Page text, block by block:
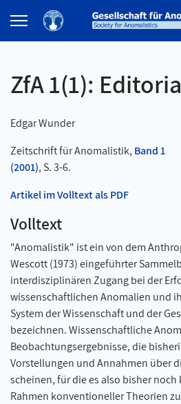
ZfA 1(1):
Edgar Wunder
Zeitschrift für Anomalistik, Band 1
(2001), S. 3-6.
Artikel im Volltext als PDF
Volltext
"Anomalistik" ist ein von dem
Wescott (1973) eingeführter
interdisziplinären Zugang bei der
wissenschaftlichen Anomalien und
System der Wissenschaft und der
bezeichnen. Wissenschaftliche
Beobachtungsergebnisse, die
Vorstellungen und Annahmen über
scheinen, für die es also bisher
Rahmen konventioneller Theorien